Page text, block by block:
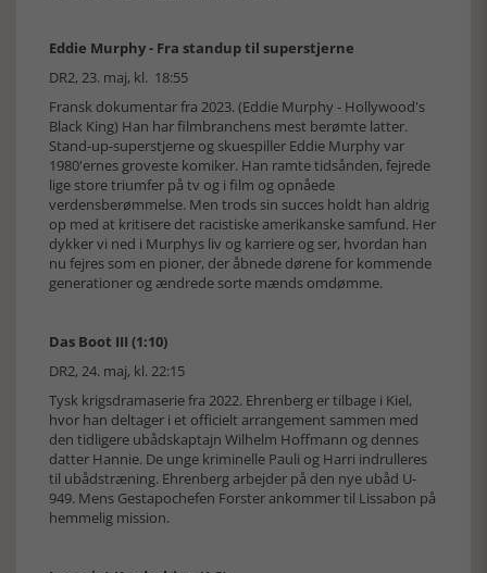
Eddie Murphy - Fra standup til superstjerne
DR2, 23. maj, kl. 18:55
Fransk dokumentar fra 2023. (Eddie Murphy - Hollywood's
Black King) Han har filmbranchens mest berømte latter.
Stand-up-superstjerne og skuespiller Eddie Murphy var
1980'ernes groveste komiker. Han ramte tidsånden, fejrede
lige store triumfer på tv og i film og opnåede
verdensberømmelse. Men trods sin succes holdt han aldrig
op med at kritisere det racistiske amerikanske samfund. Her
dykker vi ned i Murphys liv og karriere og ser, hvordan han
nu fejres som en pioner, der åbnede dørene for kommende
generationer og ændrede sorte mænds omdømme.
Das Boot III (1:10)
DR2, 24. maj, kl. 22:15
Tysk krigsdramaserie fra 2022. Ehrenberg er tilbage i Kiel,
hvor han deltager i et officielt arrangement sammen med
den tidligere ubådskaptajn Wilhelm Hoffmann og dennes
datter Hannie. De unge kriminelle Pauli og Harri indrulleres
til ubådstræning. Ehrenberg arbejder på den nye ubåd U-
949. Mens Gestapochefen Forster ankommer til Lissabon på
hemmelig mission.